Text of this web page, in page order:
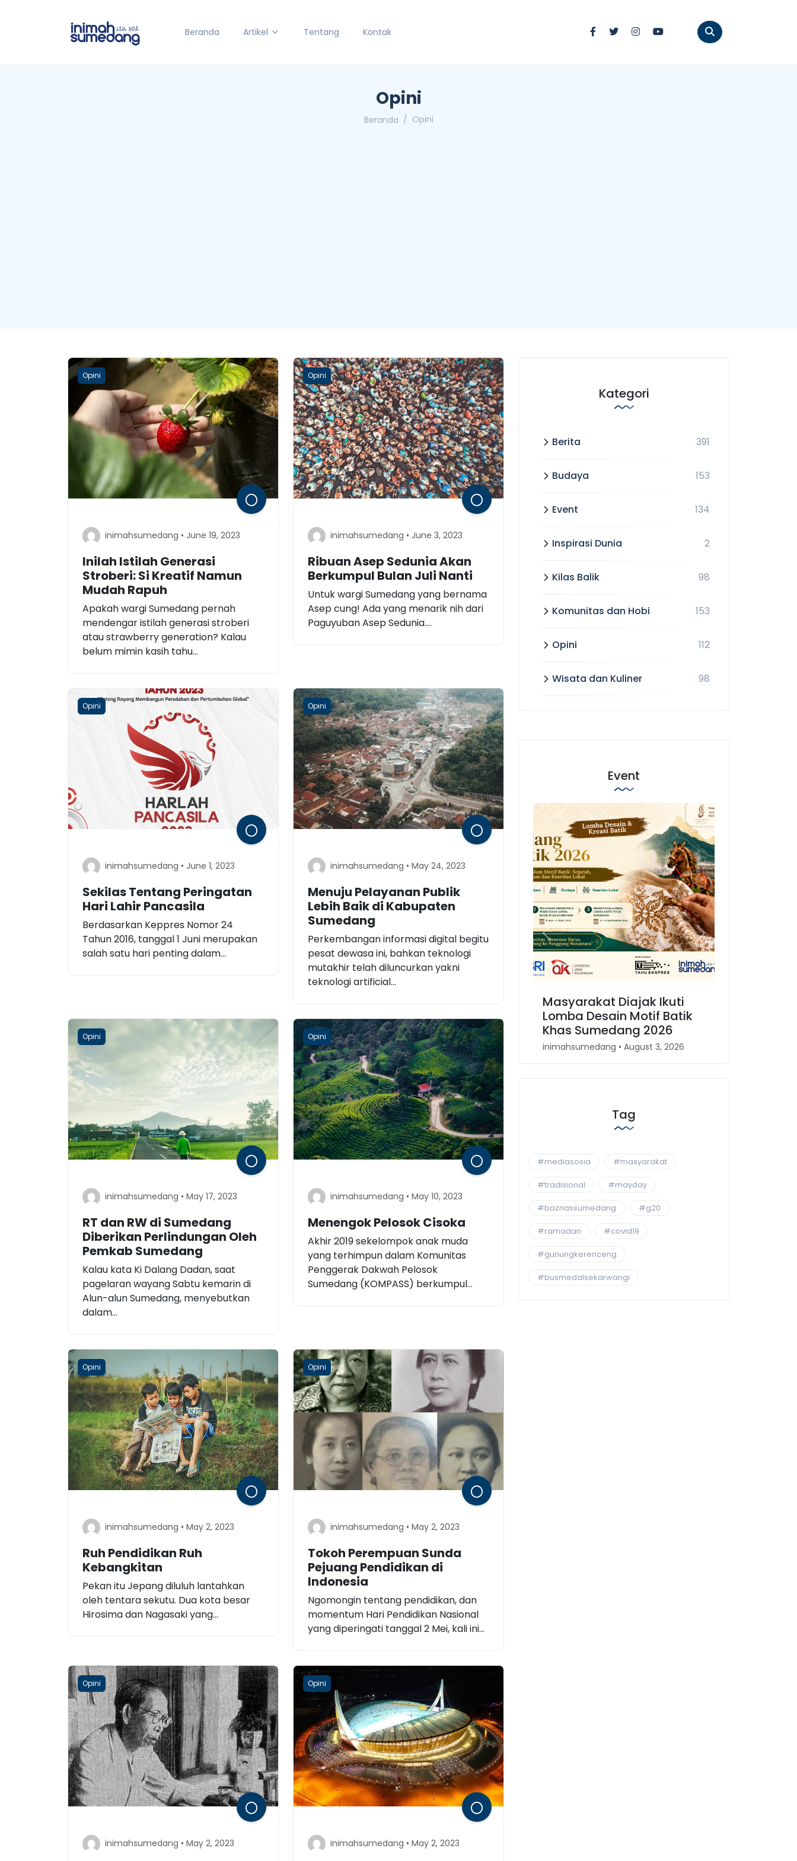
Beranda Artikel Tentang Kontak
Opini
Beranda Opini
Opini
inimahsumedang • June 19, 2023
Inilah Istilah Generasi
Stroberi: Si Kreatif Namun
Mudah Rapuh
Apakah wargi Sumedang pernah
mendengar istilah generasi stroberi
atau strawberry generation? Kalau
belum mimin kasih tahu...
Opini
inimahsumedang • June 3, 2023
Ribuan Asep Sedunia Akan
Berkumpul Bulan Juli Nanti
Untuk wargi Sumedang yang bernama
Asep cung! Ada yang menarik nih dari
Paguyuban Asep Sedunia....
Opini
inimahsumedang • June 1, 2023
Sekilas Tentang Peringatan
Hari Lahir Pancasila
Berdasarkan Keppres Nomor 24
Tahun 2016, tanggal 1 Juni merupakan
salah satu hari penting dalam...
Opini
inimahsumedang • May 24, 2023
Menuju Pelayanan Publik
Lebih Baik di Kabupaten
Sumedang
Perkembangan informasi digital begitu
pesat dewasa ini, bahkan teknologi
mutakhir telah diluncurkan yakni
teknologi artificial...
Opini
inimahsumedang • May 17, 2023
RT dan RW di Sumedang
Diberikan Perlindungan Oleh
Pemkab Sumedang
Kalau kata Ki Dalang Dadan, saat
pagelaran wayang Sabtu kemarin di
Alun-alun Sumedang, menyebutkan
dalam...
Opini
inimahsumedang • May 10, 2023
Menengok Pelosok Cisoka
Akhir 2019 sekelompok anak muda
yang terhimpun dalam Komunitas
Penggerak Dakwah Pelosok
Sumedang (KOMPASS) berkumpul...
Opini
inimahsumedang • May 2, 2023
Ruh Pendidikan Ruh
Kebangkitan
Pekan itu Jepang diluluh lantahkan
oleh tentara sekutu. Dua kota besar
Hirosima dan Nagasaki yang...
Opini
inimahsumedang • May 2, 2023
Tokoh Perempuan Sunda
Pejuang Pendidikan di
Indonesia
Ngomongin tentang pendidikan, dan
momentum Hari Pendidikan Nasional
yang diperingati tanggal 2 Mei, kali ini...
Opini
inimahsumedang • May 2, 2023
Opini
inimahsumedang • May 2, 2023
Kategori
Berita 391
Budaya 153
Event 134
Inspirasi Dunia 2
Kilas Balik 98
Komunitas dan Hobi 153
Opini 112
Wisata dan Kuliner 98
Event
Lomba Desain Motif Batik
Khas Sumedang 2026
inimahsumedang • August 3, 2026
Karnaval Binokasih,
Merajut Kembali Spirit
Kesundaan di Jawa Barat
inimahsumedang • April 30, 2026
Previous Next
Tag
#mediasosia #masyarakat
#tradisional #mayday
#baznassumedang #g20
#ramadan #covid19
#gunungkerenceng
#busmedalsekarwangi